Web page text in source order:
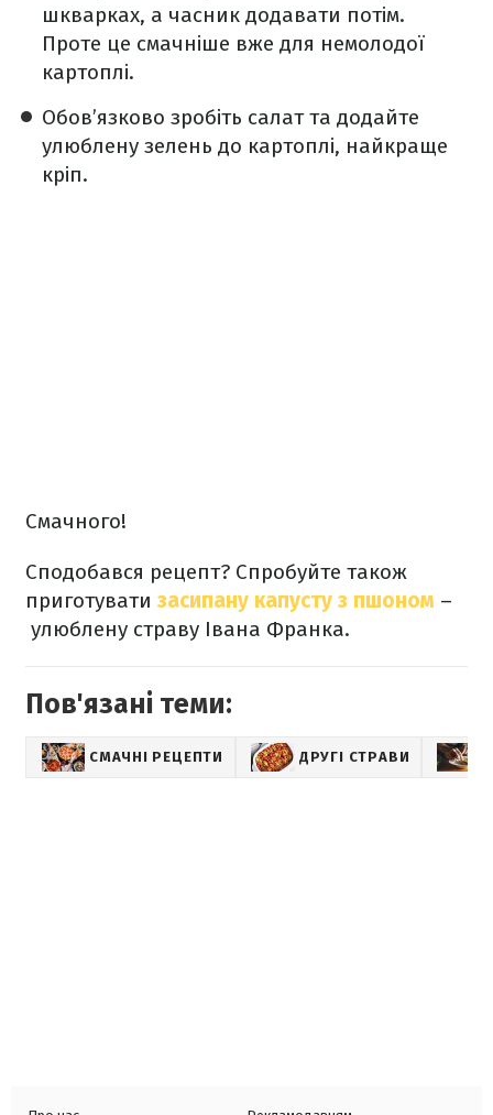
шкварках, а часник додавати потім.
Проте це смачніше вже для немолодої
картоплі.
Обов’язково зробіть салат та додайте
улюблену зелень до картоплі, найкраще
кріп.
Смачного!
Сподобався рецепт? Спробуйте також
приготувати засипану капусту з пшоном –
улюблену страву Івана Франка.
Пов'язані теми:
СМАЧНІ РЕЦЕПТИ ДРУГІ СТРАВИ